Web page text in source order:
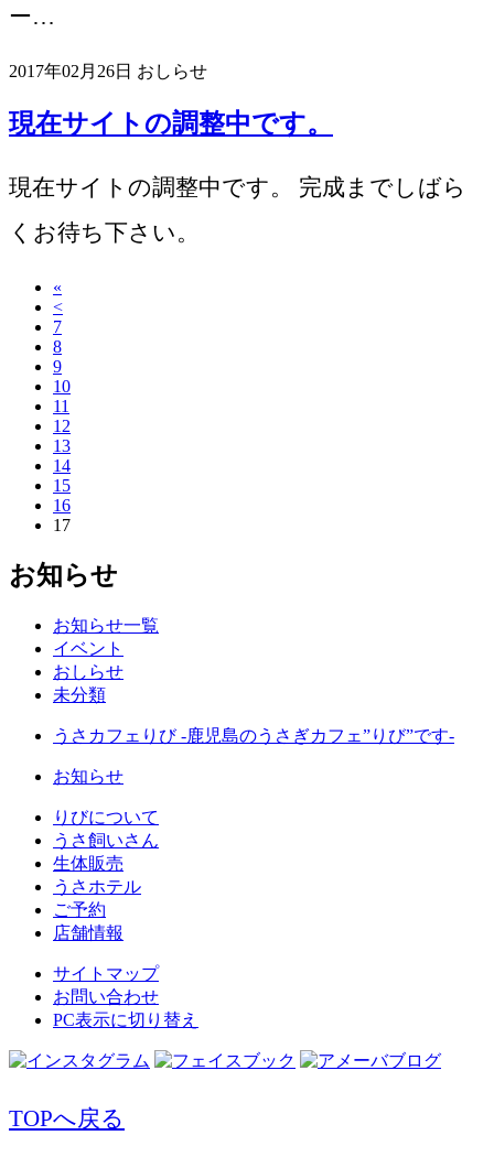
ー…
2017年02月26日 おしらせ
現在サイトの調整中です。
現在サイトの調整中です。 完成までしばら
くお待ち下さい。
«
<
7
8
9
10
11
12
13
14
15
16
17
お知らせ
お知らせ一覧
イベント
おしらせ
未分類
うさカフェりび -鹿児島のうさぎカフェ”りび”です-
お知らせ
りびについて
うさ飼いさん
生体販売
うさホテル
ご予約
店舗情報
サイトマップ
お問い合わせ
PC表示に切り替え
TOPへ戻る